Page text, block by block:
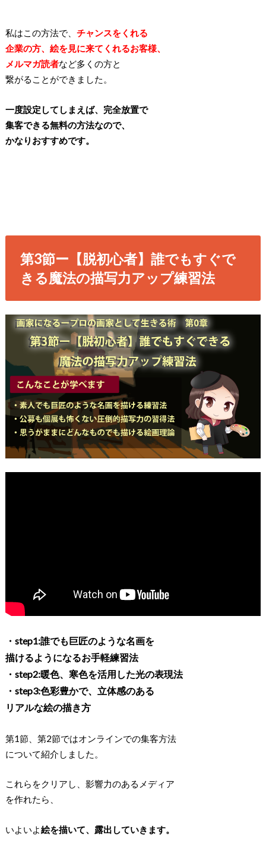
私はこの方法で、 チャンスをくれる
企業の方、絵を見に来てくれるお客様、
メルマガ読者など多くの方と
繋がることができました。
一度設定してしまえば、完全放置で
集客できる無料の方法なので、
かなりおすすめです。
第3節ー【脱初心者】誰でもすぐで
きる魔法の描写力アップ練習法
・step1:誰でも巨匠のような名画を
描けるようになるお手軽練習法
・step2:暖色、寒色を活用した光の表現法
・step3:色彩豊かで、立体感のある
リアルな絵の描き方
第1節、第2節ではオンラインでの集客方法
について紹介しました。
これらをクリアし、影響力のあるメディア
を作れたら、
いよいよ絵を描いて、露出していきます。